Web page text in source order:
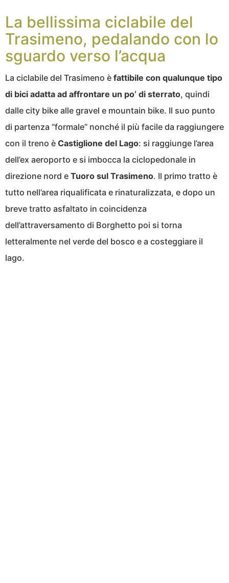
La bellissima ciclabile del
Trasimeno, pedalando con lo
sguardo verso l’acqua
La ciclabile del Trasimeno è fattibile con qualunque tipo
di bici adatta ad affrontare un po’ di sterrato, quindi
dalle city bike alle gravel e mountain bike. Il suo punto
di partenza “formale” nonché il più facile da raggiungere
con il treno è Castiglione del Lago: si raggiunge l’area
dell’ex aeroporto e si imbocca la ciclopedonale in
direzione nord e Tuoro sul Trasimeno. Il primo tratto è
tutto nell’area riqualificata e rinaturalizzata, e dopo un
breve tratto asfaltato in coincidenza
dell’attraversamento di Borghetto poi si torna
letteralmente nel verde del bosco e a costeggiare il
lago.